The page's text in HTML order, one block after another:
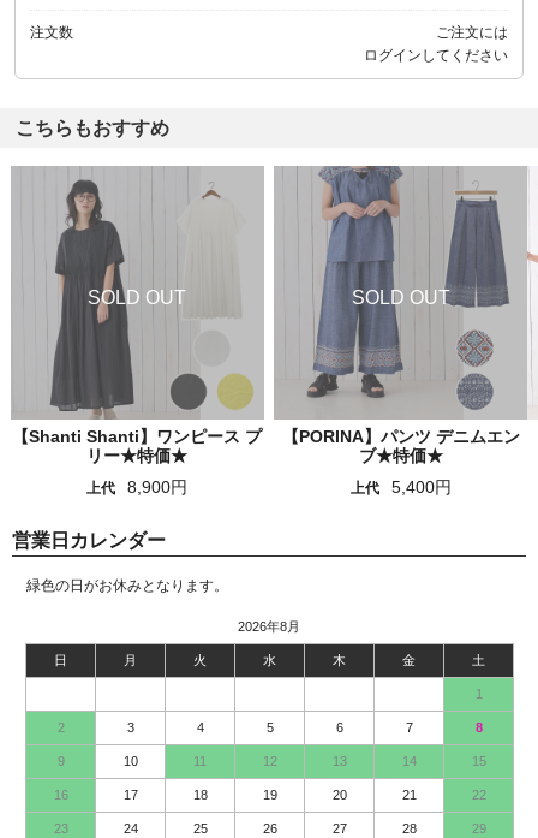
注文数
ご注文には
ログイン してください
こちらもおすすめ
【Shanti Shanti】ワンピース プ
リー★特価★
上代 8,900円
【PORINA】パンツ デニムエン
ブ★特価★
上代 5,400円
営業日カレンダー
緑色の日がお休みとなります。
2026年8月
日 月 火 水 木 金 土
1
2 3 4 5 6 7 8
9 10 11 12 13 14 15
16 17 18 19 20 21 22
23 24 25 26 27 28 29